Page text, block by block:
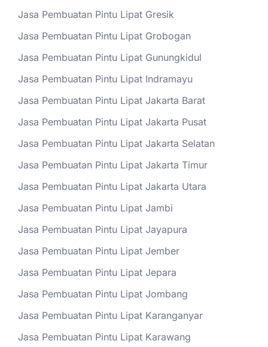
Jasa Pembuatan Pintu Lipat Gresik
Jasa Pembuatan Pintu Lipat Grobogan
Jasa Pembuatan Pintu Lipat Gunungkidul
Jasa Pembuatan Pintu Lipat Indramayu
Jasa Pembuatan Pintu Lipat Jakarta Barat
Jasa Pembuatan Pintu Lipat Jakarta Pusat
Jasa Pembuatan Pintu Lipat Jakarta Selatan
Jasa Pembuatan Pintu Lipat Jakarta Timur
Jasa Pembuatan Pintu Lipat Jakarta Utara
Jasa Pembuatan Pintu Lipat Jambi
Jasa Pembuatan Pintu Lipat Jayapura
Jasa Pembuatan Pintu Lipat Jember
Jasa Pembuatan Pintu Lipat Jepara
Jasa Pembuatan Pintu Lipat Jombang
Jasa Pembuatan Pintu Lipat Karanganyar
Jasa Pembuatan Pintu Lipat Karawang